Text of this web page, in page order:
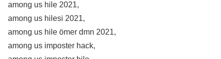
among us hile 2021,
among us hilesi 2021,
among us hile ömer dmn 2021,
among us imposter hack,